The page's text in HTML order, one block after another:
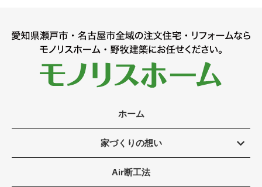
ホーム
家づくりの想い
Air断工法